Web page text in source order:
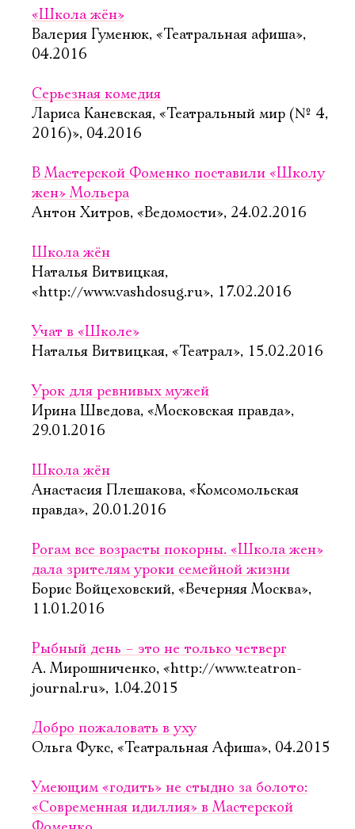
«Школа жён»
Валерия Гуменюк, «Театральная афиша»,
04.2016
Серьезная комедия
Лариса Каневская, «Театральный мир (№ 4,
2016)», 04.2016
В Мастерской Фоменко поставили «Школу
жен» Мольера
Антон Хитров, «Ведомости», 24.02.2016
Школа жён
Наталья Витвицкая,
«http://www.vashdosug.ru», 17.02.2016
Учат в «Школе»
Наталья Витвицкая, «Театрал», 15.02.2016
Урок для ревнивых мужей
Ирина Шведова, «Московская правда»,
29.01.2016
Школа жён
Анастасия Плешакова, «Комсомольская
правда», 20.01.2016
Рогам все возрасты покорны. «Школа жен»
дала зрителям уроки семейной жизни
Борис Войцеховский, «Вечерняя Москва»,
11.01.2016
Рыбный день – это не только четверг
А. Мирошниченко, «http://www.teatron-
journal.ru», 1.04.2015
Добро пожаловать в уху
Ольга Фукс, «Театральная Афиша», 04.2015
Умеющим «годить» не стыдно за болото:
«Современная идиллия» в Мастерской